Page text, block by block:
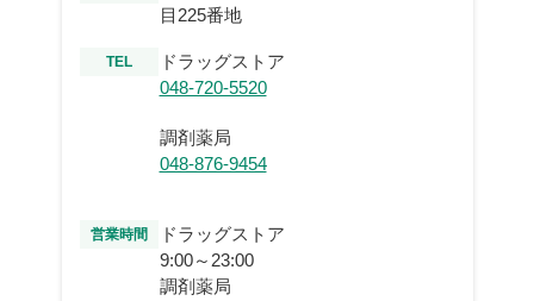
目225番地
TEL
ドラッグストア
048-720-5520
調剤薬局
048-876-9454
営業時間
ドラッグストア
9:00～23:00
調剤薬局